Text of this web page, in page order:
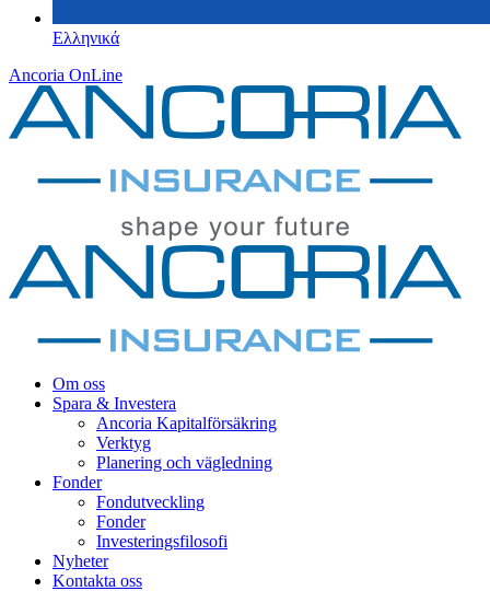
Ελληνικά
Ancoria OnLine
Om oss
Spara & Investera
Ancoria Kapitalförsäkring
Verktyg
Planering och vägledning
Fonder
Fondutveckling
Fonder
Investeringsfilosofi
Nyheter
Kontakta oss